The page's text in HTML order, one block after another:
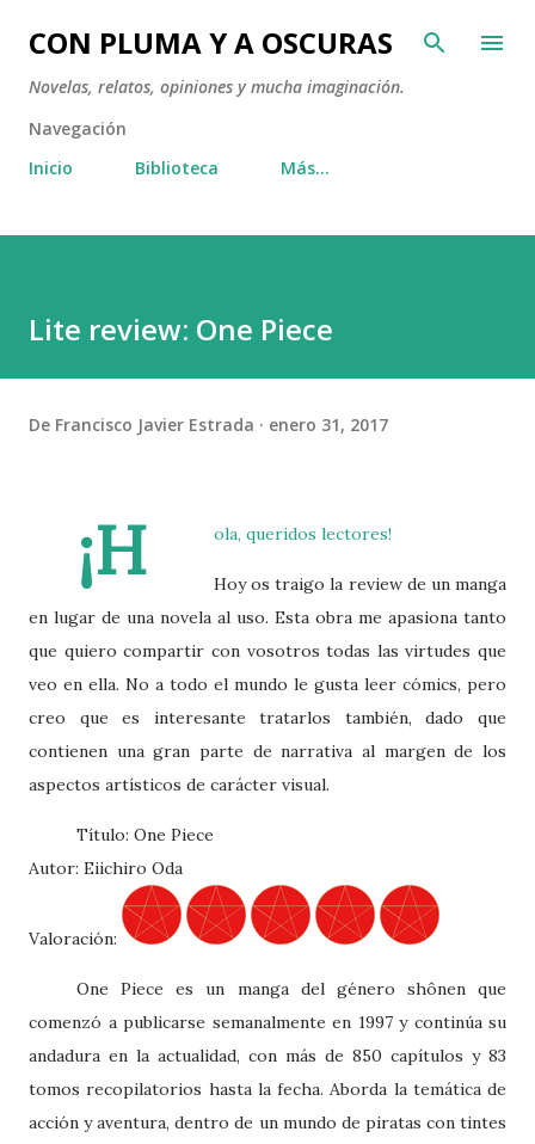
Ir al contenido principal
CON PLUMA Y A OSCURAS
Novelas, relatos, opiniones y mucha imaginación.
Navegación
Inicio
Biblioteca Más…
Lite review: One Piece
De Francisco Javier Estrada enero 31, 2017
¡H ola, queridos lectores!
Hoy os traigo la review de un manga
en lugar de una novela al uso. Esta obra me apasiona tanto
que quiero compartir con vosotros todas las virtudes que
veo en ella. No a todo el mundo le gusta leer cómics, pero
creo que es interesante tratarlos también, dado que
contienen una gran parte de narrativa al margen de los
aspectos artísticos de carácter visual.
Título: One Piece
Autor: Eiichiro Oda
Valoración:
One Piece es un manga del género shônen que
comenzó a publicarse semanalmente en 1997 y continúa su
andadura en la actualidad, con más de 850 capítulos y 83
tomos recopilatorios hasta la fecha. Aborda la temática de
acción y aventura, dentro de un mundo de piratas con tintes